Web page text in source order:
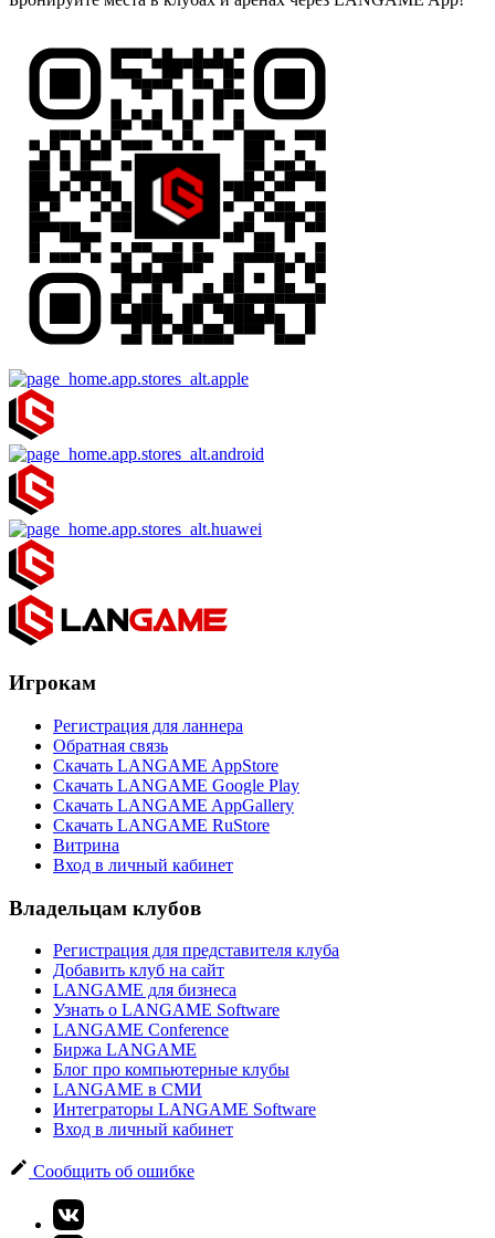
Игрокам
Регистрация для ланнера
Обратная связь
Скачать LANGAME AppStore
Скачать LANGAME Google Play
Скачать LANGAME AppGallery
Скачать LANGAME RuStore
Витрина
Вход в личный кабинет
Владельцам клубов
Регистрация для представителя клуба
Добавить клуб на сайт
LANGAME для бизнеса
Узнать о LANGAME Software
LANGAME Conference
Биржа LANGAME
Блог про компьютерные клубы
LANGAME в СМИ
Интеграторы LANGAME Software
Вход в личный кабинет
Сообщить об ошибке